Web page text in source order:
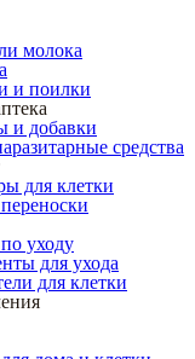
молока
и поилки
и добавки
средства
для клетки
уходу
для ухода
для клетки